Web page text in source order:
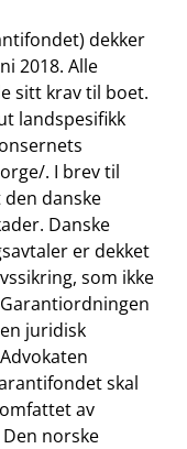
dekker
2018. Alle
sitt krav til boet.
landspesifikk
. I brev til
danske
Danske
er dekket
som ikke
juridisk
skal
av
norske